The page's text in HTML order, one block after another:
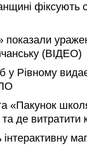
фіксують
показали
(ВІДЕО)
у Рівному
«Пакунок
де витратити